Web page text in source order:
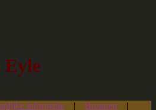
informatie | Bronnen |